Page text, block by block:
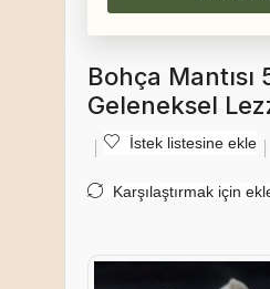
Bohça Mantısı
Geleneksel
İstek listesine ekle
Karşılaştırmak için